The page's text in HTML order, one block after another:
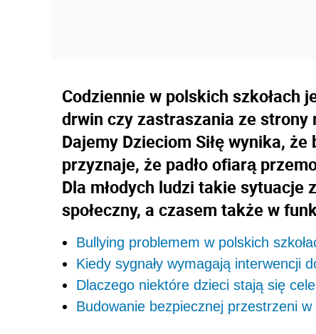
Codziennie w polskich szkołach
drwin czy zastraszania ze strony
Dajemy Dzieciom Siłę wynika,
przyznaje, że padło ofiarą
Dla młodych ludzi takie sytuacje
społeczny, a czasem także w
Bullying problemem w polskich
Kiedy sygnały wymagają interwencji
Dlaczego niektóre dzieci stają się
Budowanie bezpiecznej przestrzeni w